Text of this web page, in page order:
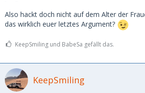
Also hackt doch nicht auf dem Alter der
das wirklich euer letztes Argument?
KeepSmiling und BabeSa gefällt das.
KeepSmiling